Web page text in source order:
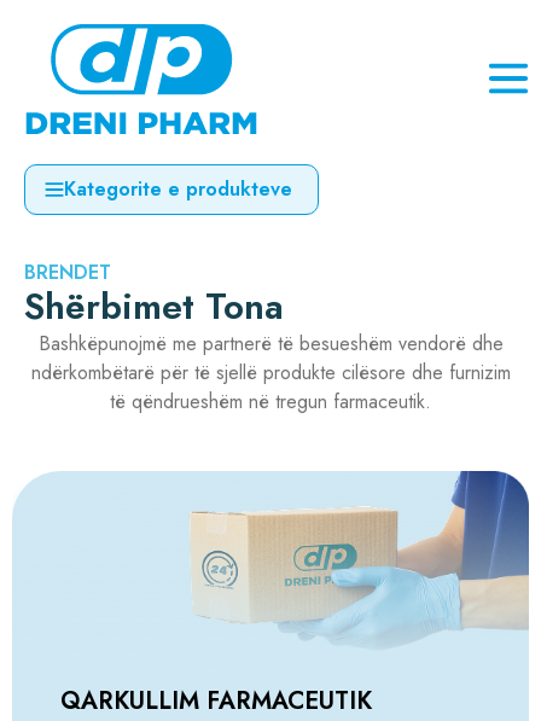
Kategorite e produkteve
BRENDET
Shërbimet Tona
Bashkëpunojmë me partnerë të besueshëm vendorë dhe
ndërkombëtarë për të sjellë produkte cilësore dhe furnizim
të qëndrueshëm në tregun farmaceutik.
QARKULLIM FARMACEUTIK